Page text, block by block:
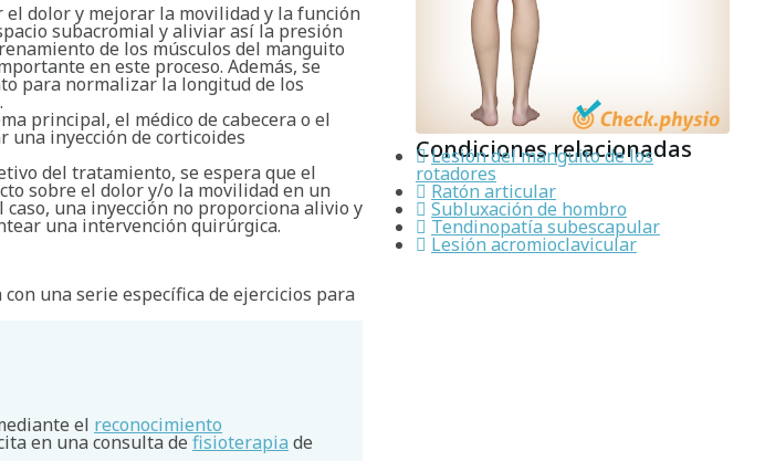
dolor y mejorar la movilidad y la función
subacromial y aliviar así la presión
de los músculos del manguito
en este proceso. Además, se
para normalizar la longitud de los
principal, el médico de cabecera o el
inyección de corticoides
del tratamiento, se espera que el
sobre el dolor y/o la movilidad en un
caso, una inyección no proporciona alivio y
una intervención quirúrgica.
una serie específica de ejercicios para
el reconocimiento
en una consulta de fisioterapia de
Condiciones relacionadas
Lesión del manguito de los
rotadores
Ratón articular
Subluxación de hombro
Tendinopatía subescapular
Lesión acromioclavicular